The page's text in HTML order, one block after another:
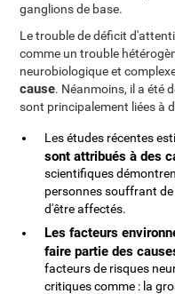
ganglions de base.
Le trouble de déficit
comme un trouble
neurobiologique et
cause. Néanmoins, il a été
sont principalement liées à
Les études récentes
sont attribués à des
scientifiques
personnes souffrant
d'être affectés.
Les facteurs
faire partie des
facteurs de risques
critiques comme : la